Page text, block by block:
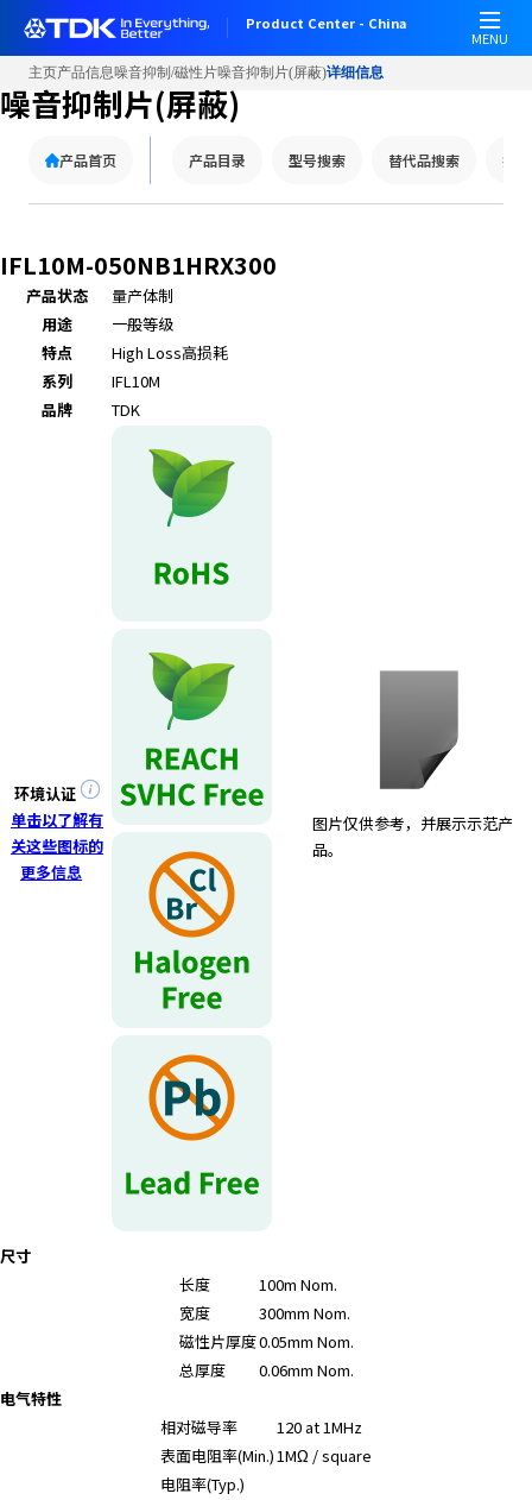
Product Center - China
MENU
主页产品信息噪音抑制/磁性片噪音抑制片(屏蔽)详细信息
噪音抑制片(屏蔽)
产品首页 产品目录 型号搜索 替代品搜索 技
IFL10M-050NB1HRX300
产品状态
量产体制
用途
一般等级
特点
High Loss高损耗
系列
IFL10M
品牌
TDK
环境认证
单击以了解有
关这些图标的
更多信息
图片仅供参考，并展示示范产
品。
尺寸
长度
100m Nom.
宽度
300mm Nom.
磁性片厚度0.05mm Nom.
总厚度
0.06mm Nom.
电气特性
相对磁导率
120 at 1MHz
表面电阻率(Min.)1MΩ / square
电阻率(Typ.)